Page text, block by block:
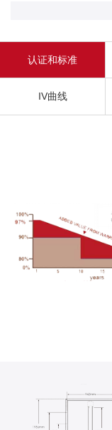
认证和标准
IV曲线